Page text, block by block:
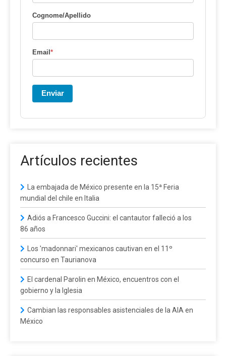
Cognome/Apellido
Email*
Enviar
Artículos recientes
La embajada de México presente en la 15ª Feria
mundial del chile en Italia
Adiós a Francesco Guccini: el cantautor falleció a los
86 años
Los 'madonnari' mexicanos cautivan en el 11º
concurso en Taurianova
El cardenal Parolin en México, encuentros con el
gobierno y la Iglesia
Cambian las responsables asistenciales de la AIA en
México